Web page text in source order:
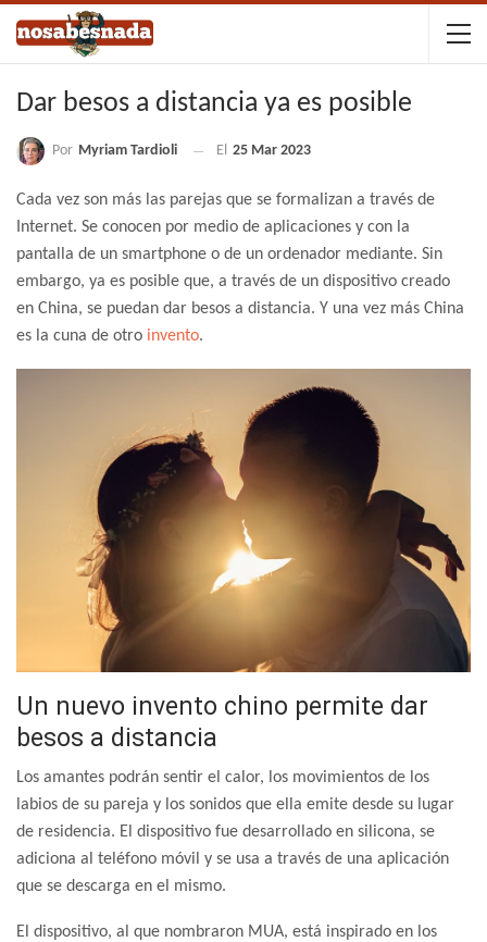
Dar besos a distancia ya es posible
Por Myriam Tardioli El 25 Mar 2023
Cada vez son más las parejas que se formalizan a través de
Internet. Se conocen por medio de aplicaciones y con la
pantalla de un smartphone o de un ordenador mediante. Sin
embargo, ya es posible que, a través de un dispositivo creado
en China, se puedan dar besos a distancia. Y una vez más China
es la cuna de otro invento.
Un nuevo invento chino permite dar
besos a distancia
Los amantes podrán sentir el calor, los movimientos de los
labios de su pareja y los sonidos que ella emite desde su lugar
de residencia. El dispositivo fue desarrollado en silicona, se
adiciona al teléfono móvil y se usa a través de una aplicación
que se descarga en el mismo.
El dispositivo, al que nombraron MUA, está inspirado en los